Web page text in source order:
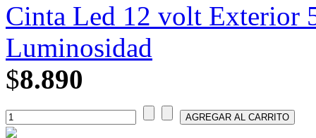
Cinta Led 12 volt Exterior
Luminosidad
$8.890